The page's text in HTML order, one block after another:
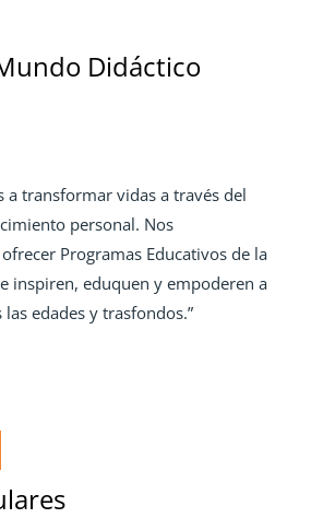
Didáctico
a transformar vidas a través del
personal. Nos
Programas Educativos de la
inspiren, eduquen y empoderen a
edades y trasfondos.”